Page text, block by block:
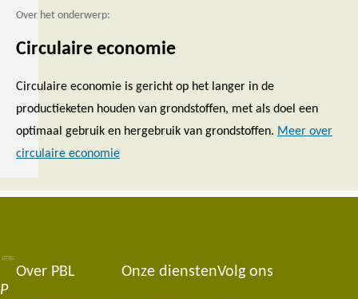
Over het onderwerp:
Circulaire economie
Circulaire economie is gericht op het langer in de
productieketen houden van grondstoffen, met als doel een
optimaal gebruik en hergebruik van grondstoffen. Meer over
circulaire economie
P
Footer
Over PBL Onze dienstenVolg ons